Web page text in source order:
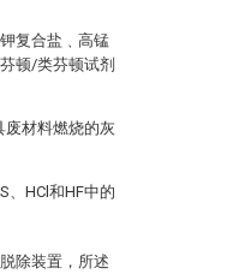
复合盐﹑高锰
顿/类芬顿试剂
废材料燃烧的灰
S、HCl和HF中的
除装置，所述